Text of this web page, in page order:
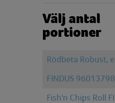
Välj antal
portioner
Rödbeta Robust,
FINDUS 96013798
Fish'n Chips Roll